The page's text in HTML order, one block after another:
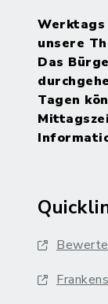
Werktags
unsere
Das
Tagen